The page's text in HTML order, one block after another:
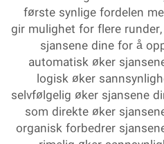
første synlige fordelen
gir mulighet for flere
sjansene dine for å
automatisk øker
logisk øker
selvfølgelig øker sjansene
som direkte øker
organisk forbedrer